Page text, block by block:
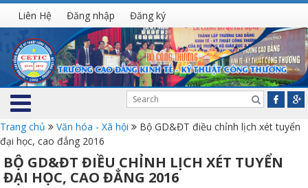
Liên Hệ Đăng nhập Đăng ký
Trang chủ Văn hóa - Xã hội
Bộ GD&ĐT điều chỉnh lịch xét tuyển
đại học, cao đẳng 2016
BỘ GD&ĐT ĐIỀU CHỈNH LỊCH XÉT TUYỂN
ĐẠI HỌC, CAO ĐẲNG 2016